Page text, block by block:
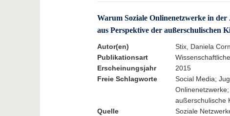
Warum Soziale Onlinenetzwerke in
aus Perspektive der außerschulischen
Autor(en)
Stix, Daniela
Publikationsart
Erscheinungsjahr
2015
Freie Schlagworte
Social Media;
außerschulische
Quelle
Soziale